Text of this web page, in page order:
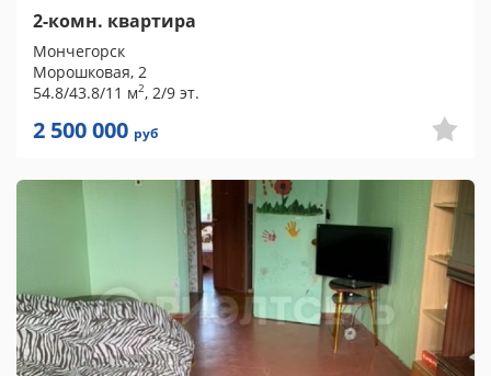
2-комн. квартира
Мончегорск
Морошковая, 2
54.8/43.8/11 м2, 2/9 эт.
2 500 000 руб